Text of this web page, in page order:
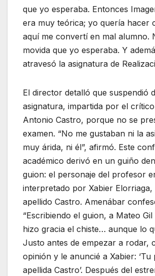
que yo esperaba. Entonces
era muy teórica; yo quería hacer
aquí me convertí en mal alumno.
movida que yo esperaba. Y
atravesó la asignatura de
El director detalló que suspendió
asignatura, impartida por el
Antonio Castro, porque no se
examen. “No me gustaban ni la
muy árida, ni él”, afirmó. Este
académico derivó en un guiño
guion: el personaje del profesor en
interpretado por Xabier Elorriaga,
apellido Castro. Amenábar
“Escribiendo el guion, a Mateo
hizo gracia el chiste… aunque lo
Justo antes de empezar a rodar,
opinión y le anuncié a Xabier: ‘Tu
apellida Castro’. Después del